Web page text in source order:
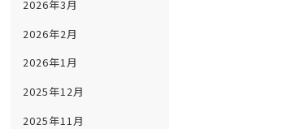
2026年3月
2026年2月
2026年1月
2025年12月
2025年11月